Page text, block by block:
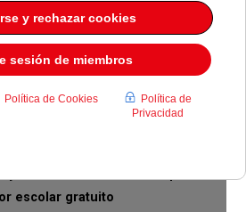
vida en Pozuelo
escolar gratuito